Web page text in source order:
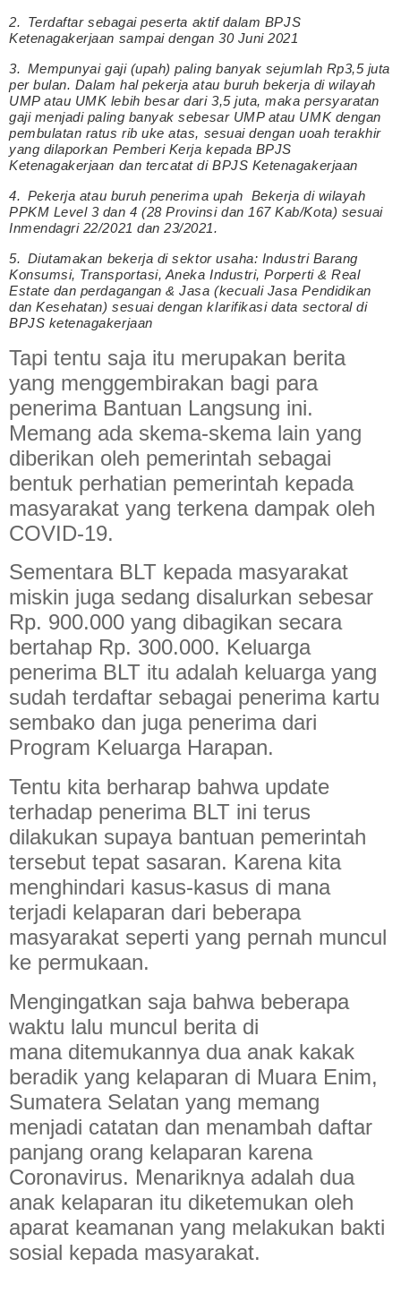
2. Terdaftar sebagai peserta aktif dalam BPJS
Ketenagakerjaan sampai dengan 30 Juni 2021
3. Mempunyai gaji (upah) paling banyak sejumlah Rp3,5 juta
per bulan. Dalam hal pekerja atau buruh bekerja di wilayah
UMP atau UMK lebih besar dari 3,5 juta, maka persyaratan
gaji menjadi paling banyak sebesar UMP atau UMK dengan
pembulatan ratus rib uke atas, sesuai dengan uoah terakhir
yang dilaporkan Pemberi Kerja kepada BPJS
Ketenagakerjaan dan tercatat di BPJS Ketenagakerjaan
4. Pekerja atau buruh penerima upah Bekerja di wilayah
PPKM Level 3 dan 4 (28 Provinsi dan 167 Kab/Kota) sesuai
Inmendagri 22/2021 dan 23/2021.
5. Diutamakan bekerja di sektor usaha: Industri Barang
Konsumsi, Transportasi, Aneka Industri, Porperti & Real
Estate dan perdagangan & Jasa (kecuali Jasa Pendidikan
dan Kesehatan) sesuai dengan klarifikasi data sectoral di
BPJS ketenagakerjaan
Tapi tentu saja itu merupakan berita
yang menggembirakan bagi para
penerima Bantuan Langsung ini.
Memang ada skema-skema lain yang
diberikan oleh pemerintah sebagai
bentuk perhatian pemerintah kepada
masyarakat yang terkena dampak oleh
COVID-19.
Sementara BLT kepada masyarakat
miskin juga sedang disalurkan sebesar
Rp. 900.000 yang dibagikan secara
bertahap Rp. 300.000. Keluarga
penerima BLT itu adalah keluarga yang
sudah terdaftar sebagai penerima kartu
sembako dan juga penerima dari
Program Keluarga Harapan.
Tentu kita berharap bahwa update
terhadap penerima BLT ini terus
dilakukan supaya bantuan pemerintah
tersebut tepat sasaran. Karena kita
menghindari kasus-kasus di mana
terjadi kelaparan dari beberapa
masyarakat seperti yang pernah muncul
ke permukaan.
Mengingatkan saja bahwa beberapa
waktu lalu muncul berita di
mana ditemukannya dua anak kakak
beradik yang kelaparan di Muara Enim,
Sumatera Selatan yang memang
menjadi catatan dan menambah daftar
panjang orang kelaparan karena
Coronavirus. Menariknya adalah dua
anak kelaparan itu diketemukan oleh
aparat keamanan yang melakukan bakti
sosial kepada masyarakat.